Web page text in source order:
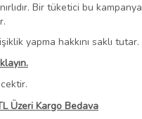
Bir tüketici bu kampanya
yapma hakkını saklı tutar.
Üzeri Kargo Bedava